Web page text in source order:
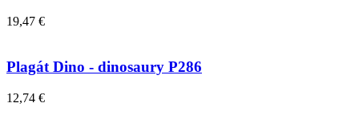
19,47 €
Plagát Dino - dinosaury P286
12,74 €